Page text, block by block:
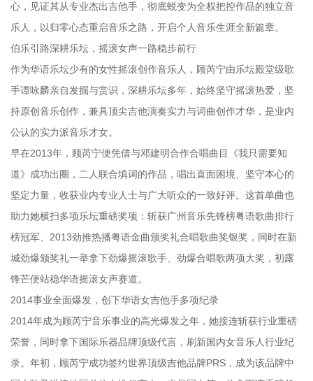
心，见证其从专业杰出吉他手，彻底蜕变为全权把控作品的独立音
乐人，以归零心态重启音乐之路，开启个人音乐生涯全新篇章。
伯乐引路深耕乐坛，摇滚女声一路稳步前行
作为华语乐坛少有的女性摇滚创作音乐人，顾芮宁由乐坛殿堂级歌
手谭咏麟亲自发掘与赏识，深耕乐坛多年，始终坚守摇滚热爱，坚
持原创音乐创作，兼具顶尖吉他演奏实力与词曲创作才华，是业内
公认的实力派音乐才女。
早在2013年，顾芮宁便凭借与邓建明合作合唱曲目《我只需要知
道》成功出圈，二人联合填词的作品，唱出直面困境、坚守本心的
坚定力量，收获业内专业人士与广大听众的一致好评。这首单曲也
助力她横扫多项乐坛重磅奖项：斩获广州音乐先锋榜粤语歌曲排行
榜冠军、2013劲推热播粤语金曲颁奖礼合唱歌曲奖银奖，同时在新
城劲爆颁奖礼一举拿下劲爆摇滚歌手、劲爆合唱歌两项大奖，初露
锋芒便站稳华语摇滚女声赛道。
2014事业全面爆发，创下华语女吉他手多项纪录
2014年成为顾芮宁音乐事业的高光爆发之年，她接连斩获行业重磅
荣誉，同时拿下国际乐器品牌顶级代言，刷新国内女音乐人行业纪
录。年初，顾芮宁成功签约世界顶级吉他品牌PRS，成为该品牌中